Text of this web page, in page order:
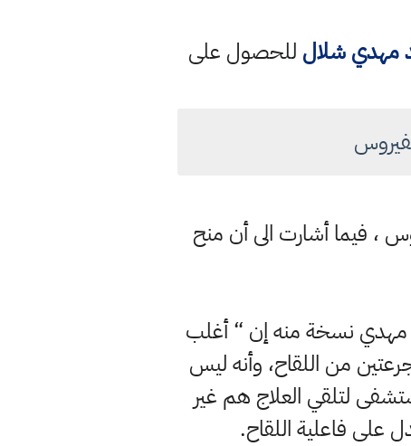
مهدي شلال للحصول على
، فيما أشارت الى أن منح
مهدي نسخة منه إن “ أغلب
من اللقاح، وأنه ليس
لتلقي العلاج هم غير
على فاعلية اللقاح.